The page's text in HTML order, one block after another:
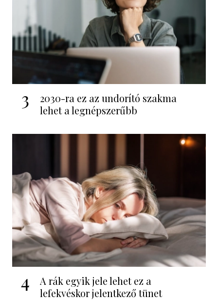
3
2030-ra ez az undorító szakma
lehet a legnépszerűbb
4
A rák egyik jele lehet ez a
lefekvéskor jelentkező tünet